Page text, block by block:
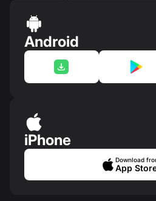
Android
iPhone
Download
App